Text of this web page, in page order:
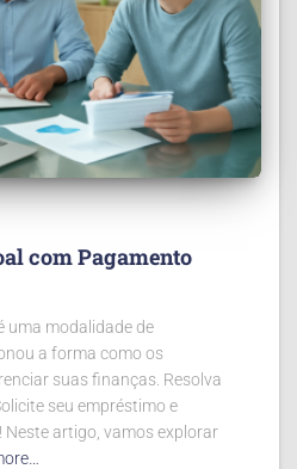
com Pagamento
uma modalidade de
a forma como os
suas finanças. Resolva
seu empréstimo e
artigo, vamos explorar